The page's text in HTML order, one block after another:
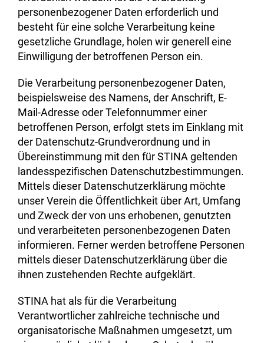
personenbezogener Daten erforderlich und
besteht für eine solche Verarbeitung keine
gesetzliche Grundlage, holen wir generell eine
Einwilligung der betroffenen Person ein.
Die Verarbeitung personenbezogener Daten,
beispielsweise des Namens, der Anschrift, E-
Mail-Adresse oder Telefonnummer einer
betroffenen Person, erfolgt stets im Einklang mit
der Datenschutz-Grundverordnung und in
Übereinstimmung mit den für STINA geltenden
landesspezifischen Datenschutzbestimmungen.
Mittels dieser Datenschutzerklärung möchte
unser Verein die Öffentlichkeit über Art, Umfang
und Zweck der von uns erhobenen, genutzten
und verarbeiteten personenbezogenen Daten
informieren. Ferner werden betroffene Personen
mittels dieser Datenschutzerklärung über die
ihnen zustehenden Rechte aufgeklärt.
STINA hat als für die Verarbeitung
Verantwortlicher zahlreiche technische und
organisatorische Maßnahmen umgesetzt, um